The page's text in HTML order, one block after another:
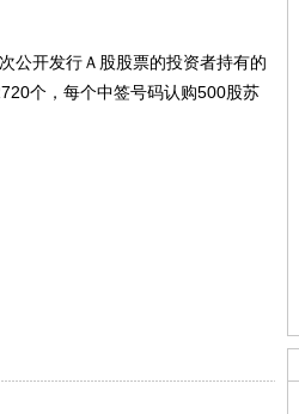
开发行Ａ股股票的投资者持有的
个，每个中签号码认购500股苏